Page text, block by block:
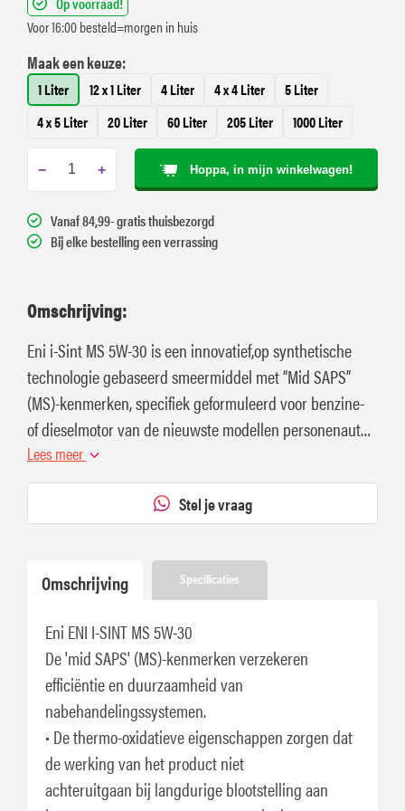
Voor 16:00 besteld=morgen in huis
Maak een keuze:
1 Liter 12 x 1 Liter 4 Liter 4 x 4 Liter
5 Liter
4 x 5 Liter
20 Liter 60 Liter 205 Liter 1000 Liter
− + Hoppa, in mijn winkelwagen!
Vanaf 84,99- gratis thuisbezorgd
Bij elke bestelling een verrassing
Omschrijving:
Eni i-Sint MS 5W-30 is een innovatief,op synthetische
technologie gebaseerd smeermiddel met “Mid SAPS”
(MS)-kenmerken, specifiek geformuleerd voor benzine-
of dieselmotor van de nieuwste modellen personenauto's
en lichte busjes.
Lees meer
Stel je vraag
Omschrijving Specificaties
Eni ENI I-SINT MS 5W-30
De 'mid SAPS' (MS)-kenmerken verzekeren
efficiëntie en duurzaamheid van
nabehandelingssystemen.
• De thermo-oxidatieve eigenschappen zorgen dat
de werking van het product niet
achteruitgaan bij langdurige blootstelling aan